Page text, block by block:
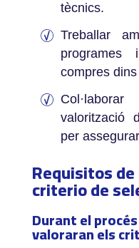
tècnics.
Treballar
compres
valorització
per
Requisitos
criterio de
Durant el
valoraran els